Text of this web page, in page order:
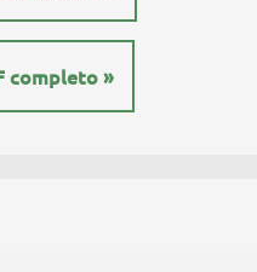
completo »